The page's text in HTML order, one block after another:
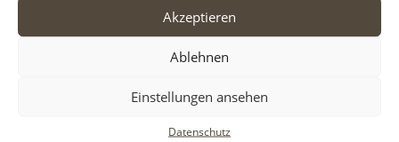
Akzeptieren
Ablehnen
Einstellungen ansehen
Datenschutz
Mit ihrem wuscheligen hellen Fell und der kompakten
Ihre Schüchternheit sieht man an ihrem Blick und es
wäre zu schön, wenn sie bald Menschen findet, die ihr